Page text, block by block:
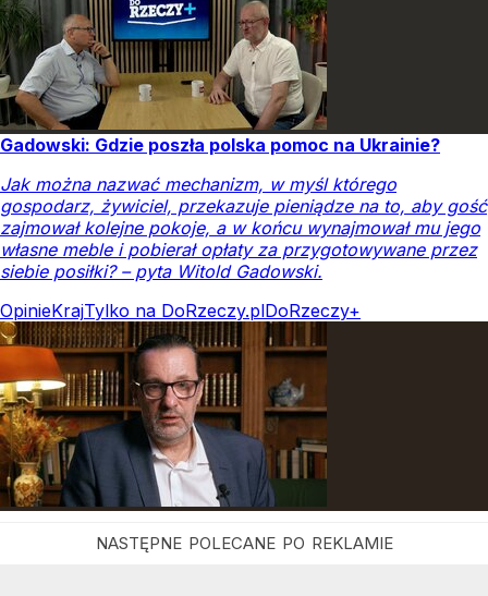
Gadowski: Gdzie poszła polska pomoc na Ukrainie?
Jak można nazwać mechanizm, w myśl którego
gospodarz, żywiciel, przekazuje pieniądze na to, aby gość
zajmował kolejne pokoje, a w końcu wynajmował mu jego
własne meble i pobierał opłaty za przygotowywane przez
siebie posiłki? – pyta Witold Gadowski.
OpinieKrajTylko na DoRzeczy.plDoRzeczy+